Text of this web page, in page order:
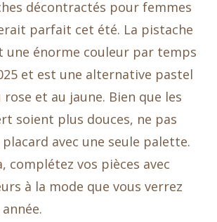
décontractés pour femmes
parfait cet été. La pistache
une énorme couleur par temps
et est une alternative pastel
et au jaune. Bien que les
soient plus douces, ne pas
avec une seule palette.
complétez vos pièces avec
à la mode que vous verrez